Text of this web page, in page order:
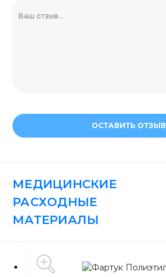
ОСТАВИТЬ ОТЗЫВ
МЕДИЦИНСКИЕ
РАСХОДНЫЕ
МАТЕРИАЛЫ